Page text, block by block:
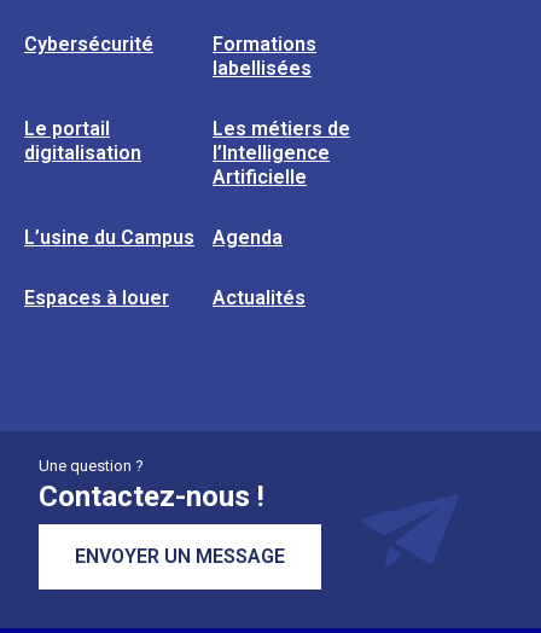
Cybersécurité
Formations
labellisées
Le portail
digitalisation
Les métiers de
l’Intelligence
Artificielle
L’usine du Campus Agenda
Espaces à louer Actualités
Une question ?
Contactez-nous !
ENVOYER UN MESSAGE